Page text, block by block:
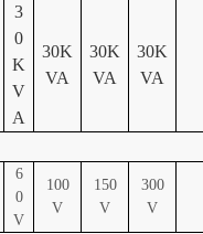
3
0
K
V
A
30K
VA
30K
VA
30K
VA
6
0
V
100
V
150
V
300
V